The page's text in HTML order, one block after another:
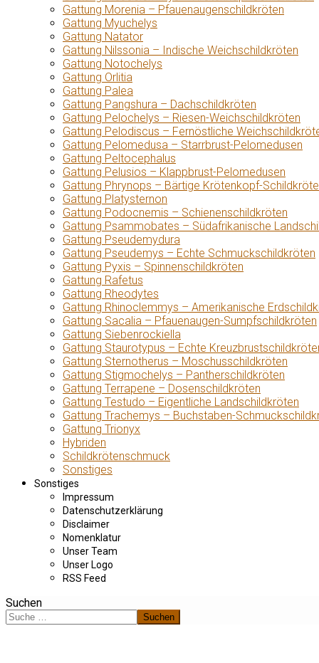
Gattung Morenia – Pfauenaugenschildkröten
Gattung Myuchelys
Gattung Natator
Gattung Nilssonia – Indische Weichschildkröten
Gattung Notochelys
Gattung Orlitia
Gattung Palea
Gattung Pangshura – Dachschildkröten
Gattung Pelochelys – Riesen-Weichschildkröten
Gattung Pelodiscus – Fernöstliche
Gattung Pelomedusa – Starrbrust-Pelomedusen
Gattung Peltocephalus
Gattung Pelusios – Klappbrust-Pelomedusen
Gattung Phrynops – Bärtige Krötenkopf-
Gattung Platysternon
Gattung Podocnemis – Schienenschildkröten
Gattung Psammobates – Südafrikanische
Gattung Pseudemydura
Gattung Pseudemys – Echte Schmuckschildkröten
Gattung Pyxis – Spinnenschildkröten
Gattung Rafetus
Gattung Rheodytes
Gattung Rhinoclemmys – Amerikanische
Gattung Sacalia – Pfauenaugen-Sumpfschildkröten
Gattung Siebenrockiella
Gattung Staurotypus – Echte
Gattung Sternotherus – Moschusschildkröten
Gattung Stigmochelys – Pantherschildkröten
Gattung Terrapene – Dosenschildkröten
Gattung Testudo – Eigentliche Landschildkröten
Gattung Trachemys – Buchstaben-
Gattung Trionyx
Hybriden
Schildkrötenschmuck
Sonstiges
Sonstiges
Impressum
Datenschutzerklärung
Disclaimer
Nomenklatur
Unser Team
Unser Logo
RSS Feed
Suchen
Suchen